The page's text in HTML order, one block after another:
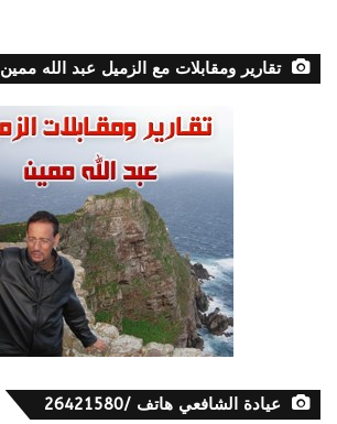
تقارير ومقابلات مع الزميل عبد الله ممين
عيادة الشافعي هاتف /26421580